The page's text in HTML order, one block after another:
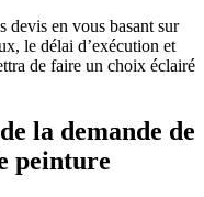
devis en vous basant sur
le délai d’exécution et
de faire un choix éclairé
la demande de
peinture